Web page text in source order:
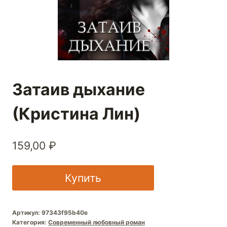
Затаив дыхание
(Кристина Лин)
159,00 ₽
Купить
Артикул: 97343f95b40e
Категория: Современный любовный роман